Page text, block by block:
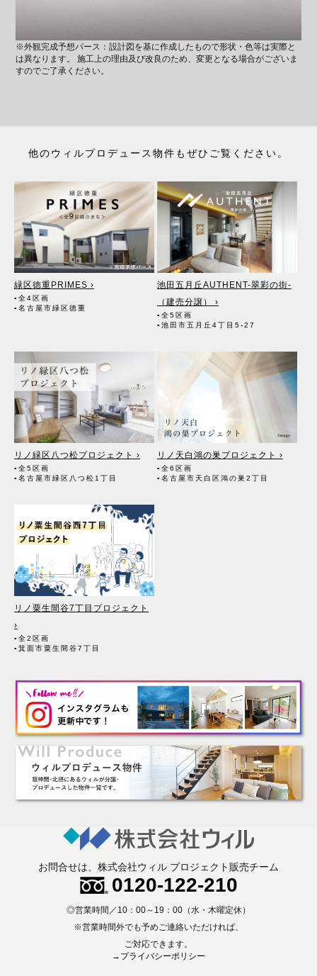
※外観完成予想パース：設計図を基に作成したもので形状・色等は実際と
は異なります。 施工上の理由及び改良のため、変更となる場合がございま
すのでご了承ください。
他のウィルプロデュース物件もぜひご覧ください。
緑区徳重PRIMES ›
▪全4区画
▪名古屋市緑区徳重
池田五月丘AUTHENT-翠彩の街-
（建売分譲） ›
▪全5区画
▪池田市五月丘4丁目5-27
リノ緑区八つ松プロジェクト ›
▪全5区画
▪名古屋市緑区八つ松1丁目
リノ天白鴻の巣プロジェクト ›
▪全6区画
▪名古屋市天白区鴻の巣2丁目
リノ粟生間谷7丁目プロジェクト
›
▪全2区画
▪箕面市粟生間谷7丁目
お問合せは、株式会社ウィル プロジェクト販売チーム
0120-122-210
◎営業時間／10：00～19：00（水・木曜定休）
※営業時間外でも予めご連絡いただければ、
ご対応できます。
→プライバシーポリシー